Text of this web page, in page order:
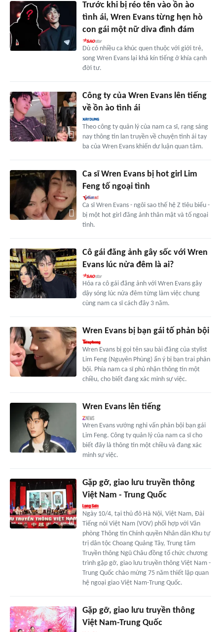
Trước khi bị réo tên vào ồn ào
tình ái, Wren Evans từng hẹn hò
con gái một nữ diva đình đám
Dù có nhiều ca khúc quen thuộc với giới trẻ,
song Wren Evans lại khá kín tiếng ở khía cạnh
đời tư.
Công ty của Wren Evans lên tiếng
về ồn ào tình ái
Theo công ty quản lý của nam ca sĩ, rạng sáng
nay thông tin lan truyền về chuyện tình ái tay
ba của Wren Evans khiến dư luận quan tâm.
Ca sĩ Wren Evans bị hot girl Lim
Feng tố ngoại tình
Ca sĩ Wren Evans - ngôi sao thế hệ Z tiêu biểu -
bị một hot girl đăng ảnh thân mật và tố ngoại
tình.
Cô gái đăng ảnh gây sốc với Wren
Evans lúc nửa đêm là ai?
Hóa ra cô gái đăng ảnh với Wren Evans gây
dậy sóng lúc nửa đêm từng làm việc chung
cùng nam ca sĩ cách đây 3 năm.
Wren Evans bị bạn gái tố phản bội
Wren Evans bị gọi tên sau bài đăng của stylist
Lim Feng (Nguyên Phùng) ẩn ý bị bạn trai phản
bội. Phía nam ca sĩ phủ nhận thông tin một
chiều, cho biết đang xác minh sự việc.
Wren Evans lên tiếng
Wren Evans vướng nghi vấn phản bội bạn gái
Lim Feng. Công ty quản lý của nam ca sĩ cho
biết đây là thông tin một chiều và đang xác
minh sự việc.
Gặp gỡ, giao lưu truyền thông
Việt Nam - Trung Quốc
Ngày 10/4, tại thủ đô Hà Nội, Việt Nam, Đài
Tiếng nói Việt Nam (VOV) phối hợp với Văn
phòng Thông tin Chính quyền Nhân dân Khu tự
trị dân tộc Choang Quảng Tây, Trung tâm
Truyền thông Ngũ Châu đồng tổ chức chương
trình gặp gỡ, giao lưu truyền thông Việt Nam -
Trung Quốc chào mừng 75 năm thiết lập quan
hệ ngoại giao Việt Nam-Trung Quốc.
Gặp gỡ, giao lưu truyền thông
Việt Nam-Trung Quốc